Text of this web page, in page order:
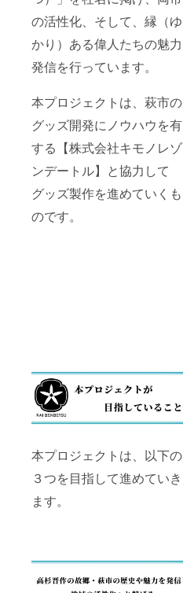
の活性化、そして、縁（ゆ
かり）ある偉人たちの魅力
発信を行っています。
本プロジェクトは、萩市の
グッズ開発にノウハウを有
する【株式会社キモノレゾ
ンデートル】と協力して
グッズ製作を進めていくも
のです。
本プロジェクトは、以下の
３つを目指して進めていき
ます。